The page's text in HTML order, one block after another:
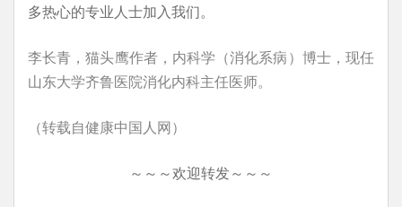
多热心的专业人士加入我们。
李长青，猫头鹰作者，内科学（消化系病）博士，现任
山东大学齐鲁医院消化内科主任医师。
（转载自健康中国人网）
～～～欢迎转发～～～